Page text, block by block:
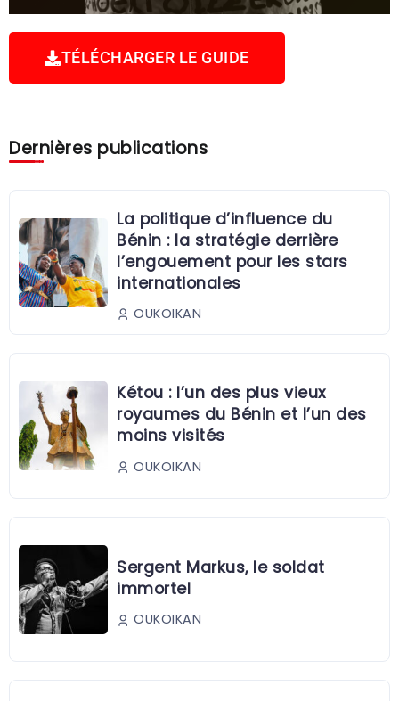
TÉLÉCHARGER LE GUIDE
Dernières publications
La politique d’influence du
Bénin : la stratégie derrière
l’engouement pour les stars
internationales
OUKOIKAN
Kétou : l’un des plus vieux
royaumes du Bénin et l’un des
moins visités
OUKOIKAN
Sergent Markus, le soldat
immortel
OUKOIKAN